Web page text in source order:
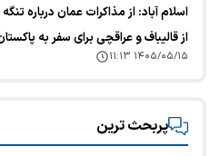
اسلام آباد: از مذاکرات عمان درباره
از قالیباف و عراقچی برای سفر به
۱۴۰۵/۰۵/۱۵ ۱۱:۱۳
پربحث ترین